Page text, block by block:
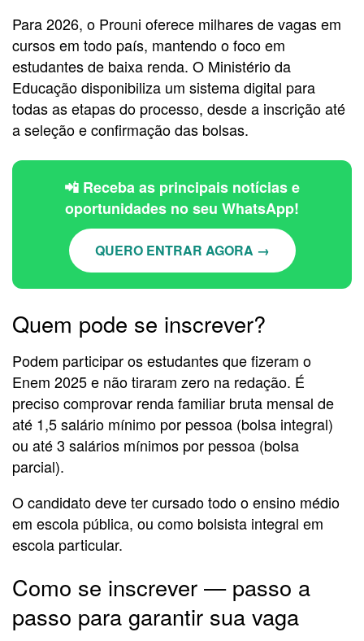
Para 2026, o Prouni oferece milhares de vagas em
cursos em todo país, mantendo o foco em
estudantes de baixa renda. O Ministério da
Educação disponibiliza um sistema digital para
todas as etapas do processo, desde a inscrição até
a seleção e confirmação das bolsas.
📲 Receba as principais notícias e
oportunidades no seu WhatsApp!
QUERO ENTRAR AGORA →
Quem pode se inscrever?
Podem participar os estudantes que fizeram o
Enem 2025 e não tiraram zero na redação. É
preciso comprovar renda familiar bruta mensal de
até 1,5 salário mínimo por pessoa (bolsa integral)
ou até 3 salários mínimos por pessoa (bolsa
parcial).
O candidato deve ter cursado todo o ensino médio
em escola pública, ou como bolsista integral em
escola particular.
Como se inscrever — passo a
passo para garantir sua vaga